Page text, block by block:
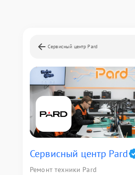
Сервисный центр Pard
Сервисный центр Pard
Ремонт техники Pard